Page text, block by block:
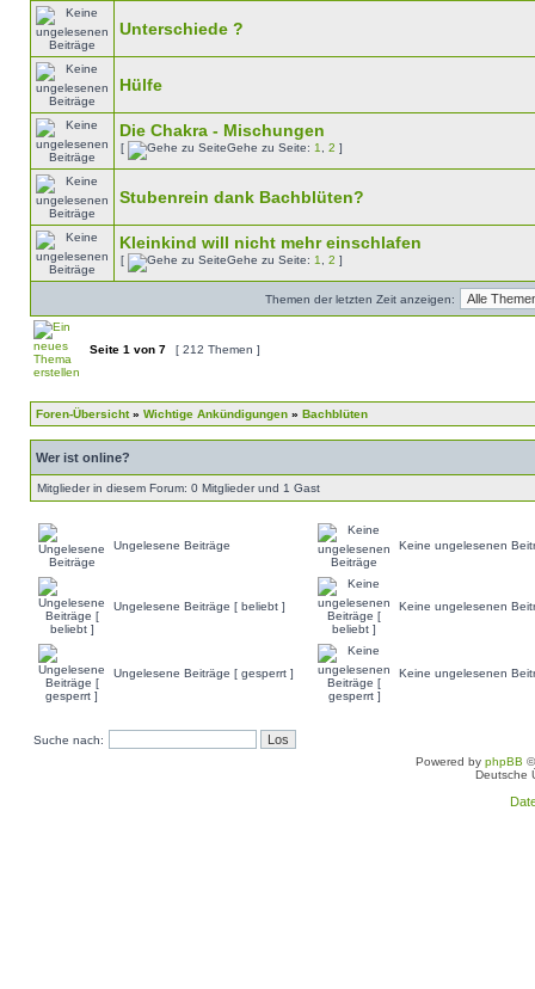
Unterschiede ?
Hülfe
Die Chakra - Mischungen
[ Gehe zu Seite: 1 2 ]
Stubenrein dank Bachblüten?
Kleinkind will nicht mehr einschlafen
[ Gehe zu Seite: 1 2 ]
Themen der letzten Zeit anzeigen:
Seite 1 von 7 [ 212 Themen ]
Foren-Übersicht» Wichtige Ankündigungen » Bachblüten
Wer ist online?
Mitglieder in diesem Forum: 0 Mitglieder und 1 Gast
Ungelesene Beiträge Keine ungelesenen
Ungelesene Beiträge [ beliebt ] Keine ungelesenen
Ungelesene Beiträge [ gesperrt ] Keine ungelesenen
Suche nach:
Powered by phpBB
Deutsche